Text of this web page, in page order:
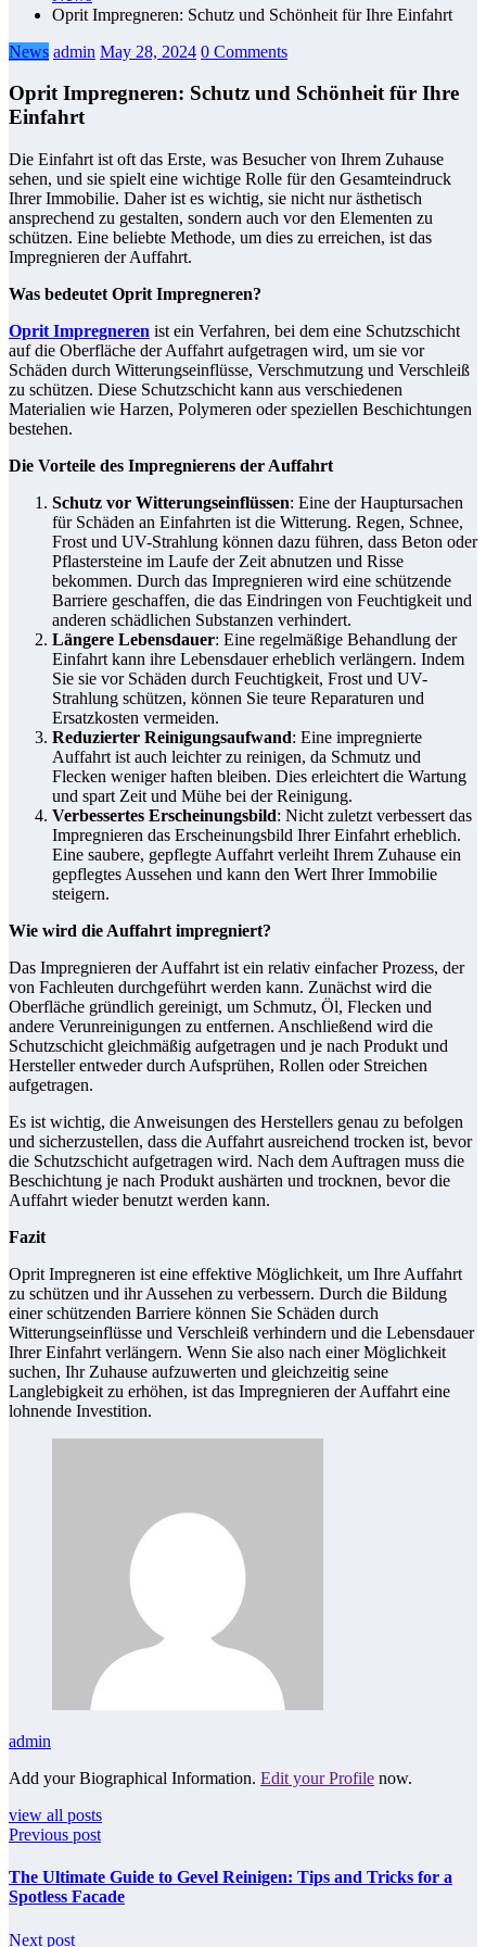
Oprit Impregneren: Schutz und Schönheit für Ihre Einfahrt
News admin May 28, 2024 0 Comments
Oprit Impregneren: Schutz und Schönheit für Ihre
Einfahrt
Die Einfahrt ist oft das Erste, was Besucher von Ihrem Zuhause
sehen, und sie spielt eine wichtige Rolle für den Gesamteindruck
Ihrer Immobilie. Daher ist es wichtig, sie nicht nur ästhetisch
ansprechend zu gestalten, sondern auch vor den Elementen zu
schützen. Eine beliebte Methode, um dies zu erreichen, ist das
Impregnieren der Auffahrt.
Was bedeutet Oprit Impregneren?
Oprit Impregneren ist ein Verfahren, bei dem eine Schutzschicht
auf die Oberfläche der Auffahrt aufgetragen wird, um sie vor
Schäden durch Witterungseinflüsse, Verschmutzung und Verschleiß
zu schützen. Diese Schutzschicht kann aus verschiedenen
Materialien wie Harzen, Polymeren oder speziellen Beschichtungen
bestehen.
Die Vorteile des Impregnierens der Auffahrt
Schutz vor Witterungseinflüssen: Eine der Hauptursachen
für Schäden an Einfahrten ist die Witterung. Regen, Schnee,
Frost und UV-Strahlung können dazu führen, dass Beton oder
Pflastersteine im Laufe der Zeit abnutzen und Risse
bekommen. Durch das Impregnieren wird eine schützende
Barriere geschaffen, die das Eindringen von Feuchtigkeit und
anderen schädlichen Substanzen verhindert.
Längere Lebensdauer: Eine regelmäßige Behandlung der
Einfahrt kann ihre Lebensdauer erheblich verlängern. Indem
Sie sie vor Schäden durch Feuchtigkeit, Frost und UV-
Strahlung schützen, können Sie teure Reparaturen und
Ersatzkosten vermeiden.
Reduzierter Reinigungsaufwand: Eine impregnierte
Auffahrt ist auch leichter zu reinigen, da Schmutz und
Flecken weniger haften bleiben. Dies erleichtert die Wartung
und spart Zeit und Mühe bei der Reinigung.
Verbessertes Erscheinungsbild: Nicht zuletzt verbessert das
Impregnieren das Erscheinungsbild Ihrer Einfahrt erheblich.
Eine saubere, gepflegte Auffahrt verleiht Ihrem Zuhause ein
gepflegtes Aussehen und kann den Wert Ihrer Immobilie
steigern.
Wie wird die Auffahrt impregniert?
Das Impregnieren der Auffahrt ist ein relativ einfacher Prozess, der
von Fachleuten durchgeführt werden kann. Zunächst wird die
Oberfläche gründlich gereinigt, um Schmutz, Öl, Flecken und
andere Verunreinigungen zu entfernen. Anschließend wird die
Schutzschicht gleichmäßig aufgetragen und je nach Produkt und
Hersteller entweder durch Aufsprühen, Rollen oder Streichen
aufgetragen.
Es ist wichtig, die Anweisungen des Herstellers genau zu befolgen
und sicherzustellen, dass die Auffahrt ausreichend trocken ist, bevor
die Schutzschicht aufgetragen wird. Nach dem Auftragen muss die
Beschichtung je nach Produkt aushärten und trocknen, bevor die
Auffahrt wieder benutzt werden kann.
Fazit
Oprit Impregneren ist eine effektive Möglichkeit, um Ihre Auffahrt
zu schützen und ihr Aussehen zu verbessern. Durch die Bildung
einer schützenden Barriere können Sie Schäden durch
Witterungseinflüsse und Verschleiß verhindern und die Lebensdauer
Ihrer Einfahrt verlängern. Wenn Sie also nach einer Möglichkeit
suchen, Ihr Zuhause aufzuwerten und gleichzeitig seine
Langlebigkeit zu erhöhen, ist das Impregnieren der Auffahrt eine
lohnende Investition.
admin
Add your Biographical Information. Edit your Profile now.
view all posts
Previous post
The Ultimate Guide to Gevel Reinigen: Tips and Tricks for a
Spotless Facade
Next post